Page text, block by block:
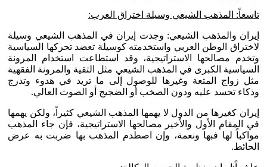
تاسعاً: المذهب الشيعي وسيلة اختراق العرب:
إيران والمذهب الشيعي: وجدت إيران في المذهب الشيعي وسيلة
لاختراق الوطن العربي واستخدمته كوسيلة تعضد تحركها السياسية
وتخدم مصالحها الاستراتيجية، وقد استطاعت استخدام المرونة
السياسية الكبرى في المذهب الشيعي مثل التقية والمرونة الفقهية
مثل زواج المتعة وغيرها للوصول إلى ما تريد في هدوء وتدرج
وذكاء تحسد عليه ودون الصخب أو الضجيج أو الصوت العالي.
إيران كغيرها من الدول لا يهمها المذهب الشيعي كثيراً، ولكن يهمها
في المقام الأول والأخير مصالحها الاستراتيجية، فإن جاء المذهب
مواكباً لها فبها ونعمة، وإن اصطدم المذهب بها ضربت به عرض
الحائط.